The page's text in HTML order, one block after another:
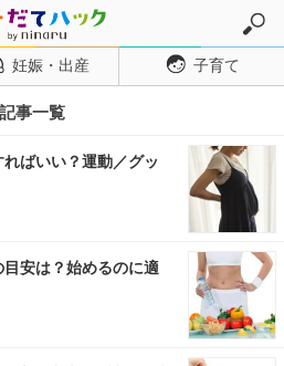
妊娠・出産 子育て
事一覧
ばいい？運動／グッ
安は？始めるのに適